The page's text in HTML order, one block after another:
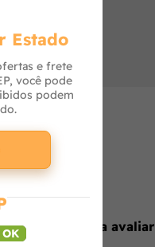
o produto
seja o primeiro a avaliar
Estado
e frete
você pode
podem
OK